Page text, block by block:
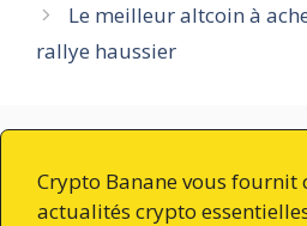
Le meilleur altcoin à
rallye haussier
Crypto Banane vous fournit
actualités crypto